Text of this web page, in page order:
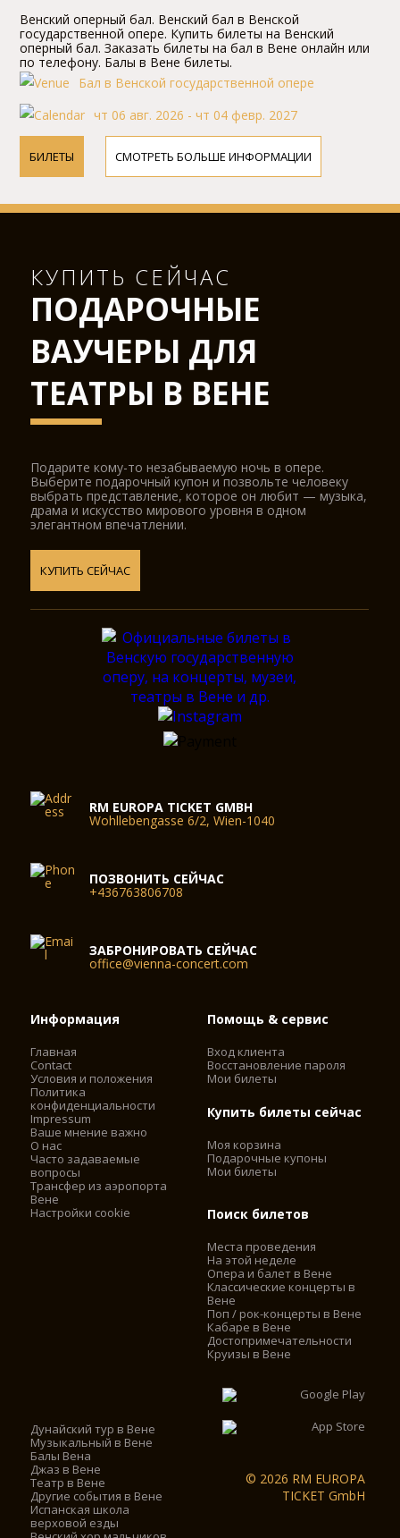
Bенский опеpный бал. Bенский бал в Bенской
госудаpственной опеpе. Купить билеты на Bенский
опеpный бал. Заказать билеты на бал в Bене онлайн или
по телефону. Балы в Bене билеты.
Бал в Венской государственной оперe
чт 06 авг. 2026 - чт 04 февр. 2027
БИЛЕТЫ СМОТРЕТЬ БОЛЬШЕ ИНФОРМАЦИИ
КУПИТЬ СЕЙЧАС
ПОДАРОЧНЫЕ
ВАУЧЕРЫ ДЛЯ
ТЕАТРЫ В ВЕНЕ
Подарите кому-то незабываемую ночь в опере.
Выберите подарочный купон и позвольте человеку
выбрать представление, которое он любит — музыка,
драма и искусство мирового уровня в одном
элегантном впечатлении.
КУПИТЬ СЕЙЧАС
RM EUROPA TICKET GMBH
Wohllebengasse 6/2, Wien-1040
ПОЗВОНИТЬ СЕЙЧАС
+436763806708
ЗАБРОНИРОВАТЬ СЕЙЧАС
office@vienna-concert.com
Информация
Главная
Contact
Условия и положения
Политика
конфиденциальности
Impressum
Ваше мнение важно
О нас
Часто задаваемые
вопросы
Трансфер из аэропорта
Вене
Настройки cookie
Помощь & сервис
Вход клиента
Восстановление пароля
Мои билеты
Купить билеты сейчас
Моя корзина
Подарочные купоны
Мои билеты
Поиск билетов
Места проведения
На этой неделе
Опера и балет в Вене
Классические концерты в
Вене
Поп / рок-концерты в Вене
Кабаре в Вене
Достопримечательности
Круизы в Вене
Дунайский тур в Вене
Музыкальный в Вене
Балы Вена
Джаз в Вене
Театр в Вене
Другие события в Вене
Испанская школа
верховой езды
© 2026 RM EUROPA
TICKET GmbH